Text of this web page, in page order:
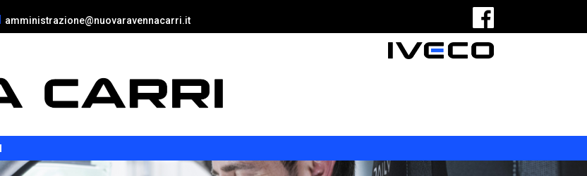
amministrazione@nuovaravennacarri.it